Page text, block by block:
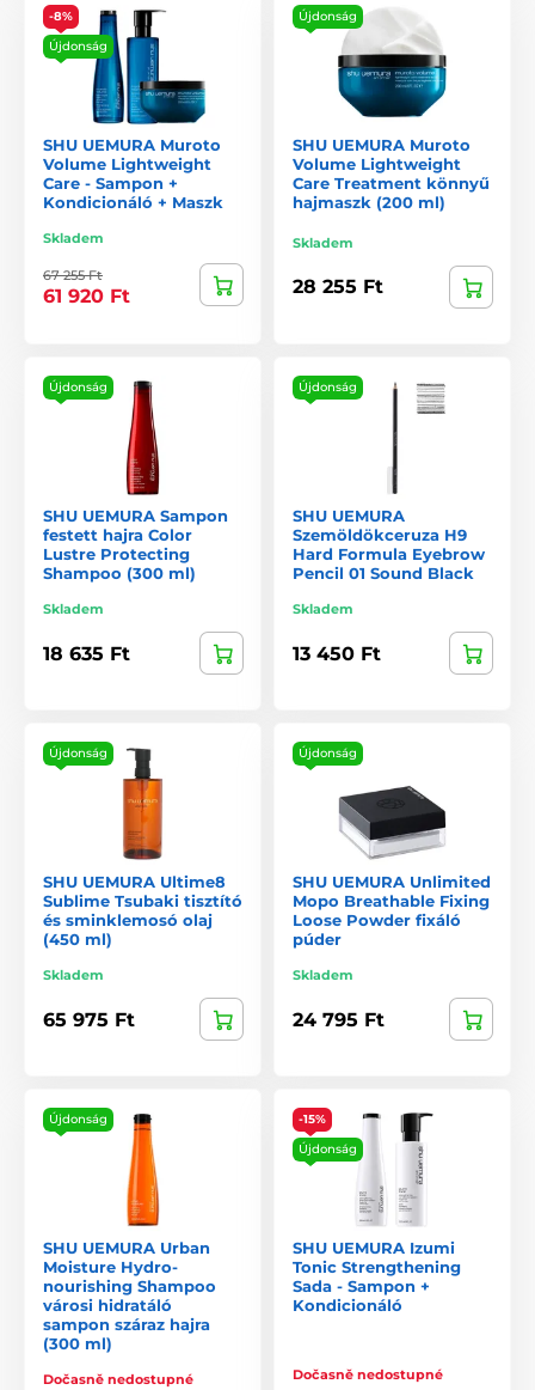
-8%
Újdonság
SHU UEMURA Muroto
Volume Lightweight
Care - Sampon +
Kondicionáló + Maszk
Skladem
67 255 Ft
61 920 Ft
Újdonság
SHU UEMURA Muroto
Volume Lightweight
Care Treatment könnyű
hajmaszk (200 ml)
Skladem
28 255 Ft
Újdonság
SHU UEMURA Sampon
festett hajra Color
Lustre Protecting
Shampoo (300 ml)
Skladem
18 635 Ft
Újdonság
SHU UEMURA
Szemöldökceruza H9
Hard Formula Eyebrow
Pencil 01 Sound Black
Skladem
13 450 Ft
Újdonság
SHU UEMURA Ultime8
Sublime Tsubaki tisztító
és sminklemosó olaj
(450 ml)
Skladem
65 975 Ft
Újdonság
SHU UEMURA Unlimited
Mopo Breathable Fixing
Loose Powder fixáló
púder
Skladem
24 795 Ft
Újdonság
SHU UEMURA Urban
Moisture Hydro-
nourishing Shampoo
városi hidratáló
sampon száraz hajra
(300 ml)
Dočasně nedostupné
-15%
Újdonság
SHU UEMURA Izumi
Tonic Strengthening
Sada - Sampon +
Kondicionáló
Dočasně nedostupné